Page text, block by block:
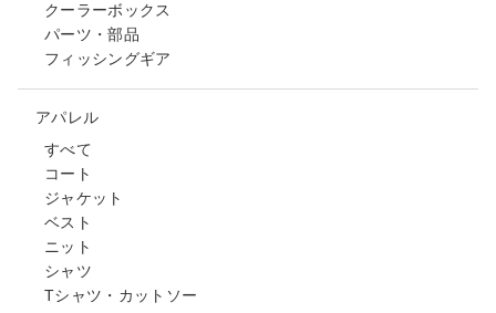
クーラーボックス
パーツ・部品
フィッシングギア
アパレル
すべて
コート
ジャケット
ベスト
ニット
シャツ
Tシャツ・カットソー